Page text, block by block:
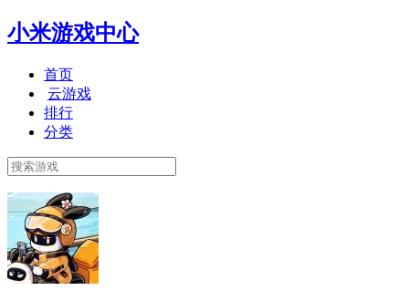
小米游戏中心
首页
云游戏
排行
分类